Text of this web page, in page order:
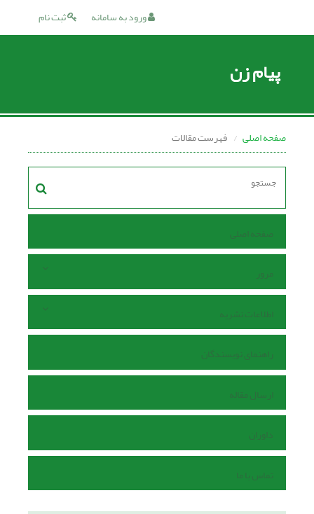
ثبت نام ورود به سامانه
پیام زن
صفحه اصلی فهرست مقالات
صفحه اصلی
مرور
اطلاعات نشریه
راهنمای نویسندگان
ارسال مقاله
داوران
تماس با ما